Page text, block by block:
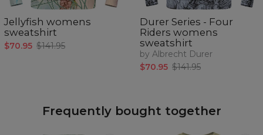
Jellyfish womens
sweatshirt
$70.95 $141.95
Durer Series - Four
Riders womens
sweatshirt
by Albrecht Durer
$70.95 $141.95
Frequently bought together